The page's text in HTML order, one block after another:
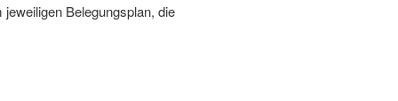
Belegungsplan, die